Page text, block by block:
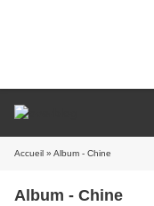
Accueil » Album - Chine
Album - Chine